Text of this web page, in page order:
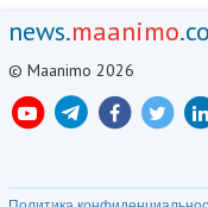
news.maanimo
© Maanimo 2026